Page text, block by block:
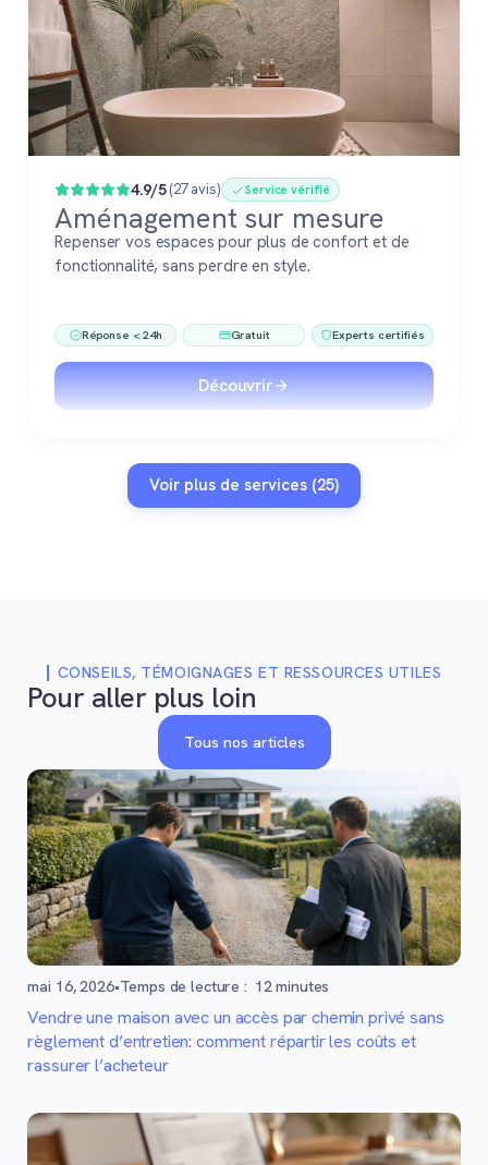
4.9/5(27 avis) Service vérifié
Aménagement sur mesure
Repenser vos espaces pour plus de confort et de
fonctionnalité, sans perdre en style.
Réponse < 24h Gratuit Experts certifiés
Découvrir
Voir plus de services (25)
CONSEILS, TÉMOIGNAGES ET RESSOURCES UTILES
Pour aller plus loin
Tous nos articles
mai 16, 2026•Temps de lecture : 12minutes
Vendre une maison avec un accès par chemin privé sans
règlement d’entretien: comment répartir les coûts et
rassurer l’acheteur